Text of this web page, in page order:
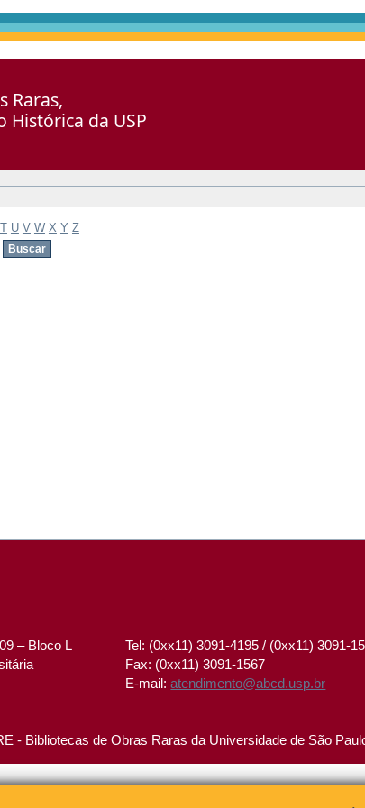
Raras,
Histórica da USP
T U V W X Y Z
– Bloco L
Tel: (0xx11) 3091-4195 / (0xx11) 3091-
Fax: (0xx11) 3091-1567
E-mail:atendimento@abcd.usp.br
- Bibliotecas de Obras Raras da Universidade de São